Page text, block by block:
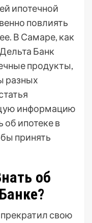
ипотечной
повлиять
В Самаре, как
Банк
продукты,
разных
информацию
об ипотеке в
принять
об
свою